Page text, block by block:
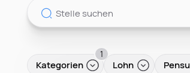
Kategorien
1
Lohn